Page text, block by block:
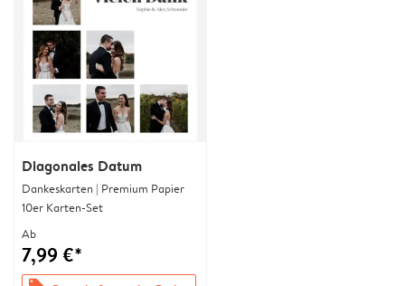
Diagonales Datum
Dankeskarten | Premium Papier
10er Karten-Set
Ab
7,99 €*